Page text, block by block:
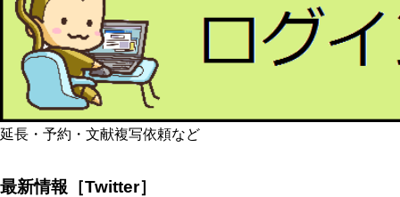
延長・予約・文献複写依頼など
最新情報［Twitter］